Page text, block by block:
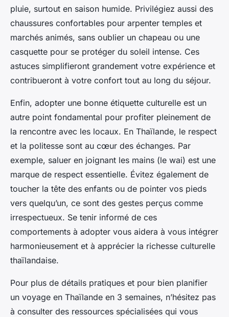
pluie, surtout en saison humide. Privilégiez aussi des
chaussures confortables pour arpenter temples et
marchés animés, sans oublier un chapeau ou une
casquette pour se protéger du soleil intense. Ces
astuces simplifieront grandement votre expérience et
contribueront à votre confort tout au long du séjour.
Enfin, adopter une bonne étiquette culturelle est un
autre point fondamental pour profiter pleinement de
la rencontre avec les locaux. En Thaïlande, le respect
et la politesse sont au cœur des échanges. Par
exemple, saluer en joignant les mains (le wai) est une
marque de respect essentielle. Évitez également de
toucher la tête des enfants ou de pointer vos pieds
vers quelqu’un, ce sont des gestes perçus comme
irrespectueux. Se tenir informé de ces
comportements à adopter vous aidera à vous intégrer
harmonieusement et à apprécier la richesse culturelle
thaïlandaise.
Pour plus de détails pratiques et pour bien planifier
un voyage en Thaïlande en 3 semaines, n’hésitez pas
à consulter des ressources spécialisées qui vous